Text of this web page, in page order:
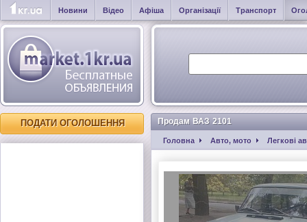
Новини Відео Афіша Організації Транспорт
ПОДАТИ ОГОЛОШЕННЯ Продам ВАЗ 2101
Головна Авто, мото Легкові